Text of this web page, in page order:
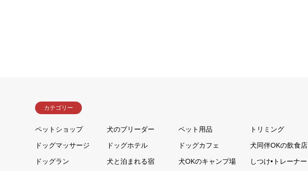
カテゴリー
ペットショップ 犬のブリーダー ペット用品 トリミング
ドッグマッサージ ドッグホテル ドッグカフェ 犬同伴OKの飲食店
ドッグラン 犬と泊まれる宿 犬OKのキャンプ場 しつけ•トレーナー